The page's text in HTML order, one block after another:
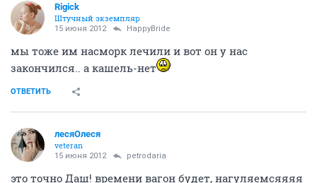
Rigick
Штучный экземпляр
15 июня 2012 HappyBride
мы тоже им насморк лечили и вот он у нас
закончился.. а кашель-нет
ОТВЕТИТЬ
лесяОлеся
veteran
15 июня 2012 petrodaria
это точно Даш! времени вагон будет, нагуляемсяяяя